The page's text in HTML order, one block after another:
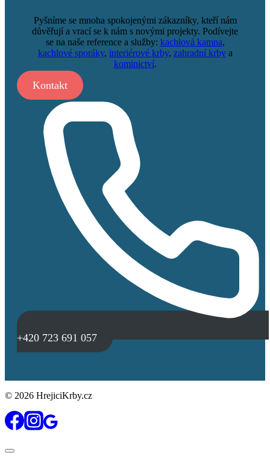
Pyšníme se mnoha spokojenými zákazníky, kteří nám
důvěřují a vrací se k nám s novými projekty. Podívejte
se na naše reference a služby: kachlová kamna,
kachlové sporáky, interiérové krby, zahradní krbya
kominictví.
Kontakt
+420 723 691 057
© 2026 HrejiciKrby.cz